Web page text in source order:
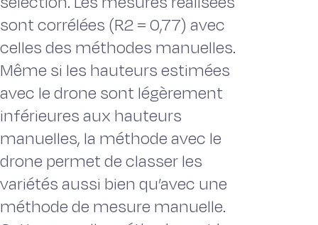
sont corrélées (R2 = 0,77) avec
celles des méthodes manuelles.
Même si les hauteurs estimées
avec le drone sont légèrement
inférieures aux hauteurs
manuelles, la méthode avec le
drone permet de classer les
variétés aussi bien qu’avec une
méthode de mesure manuelle.